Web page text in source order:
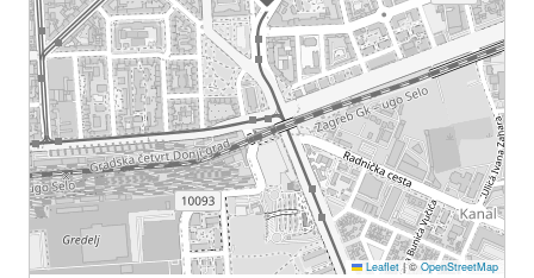
Leaflet |© OpenStreetMap